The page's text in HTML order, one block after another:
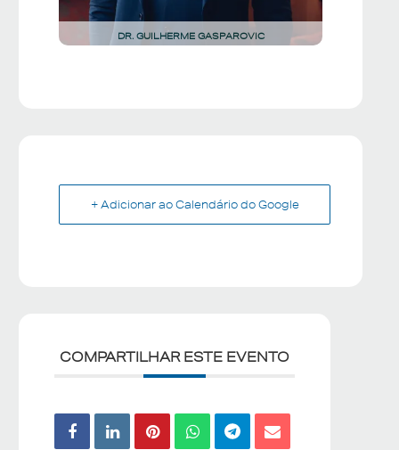
DR. GUILHERME GASPAROVIC
+ Adicionar ao Calendário do Google
COMPARTILHAR ESTE EVENTO